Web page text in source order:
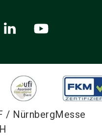
/ NürnbergMesse